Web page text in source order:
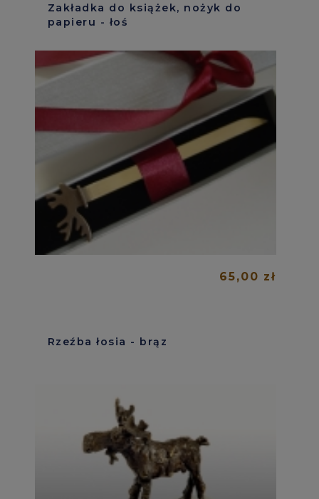
Zakładka do książek, nożyk do
papieru - łoś
65,00 zł
Rzeźba łosia - brąz